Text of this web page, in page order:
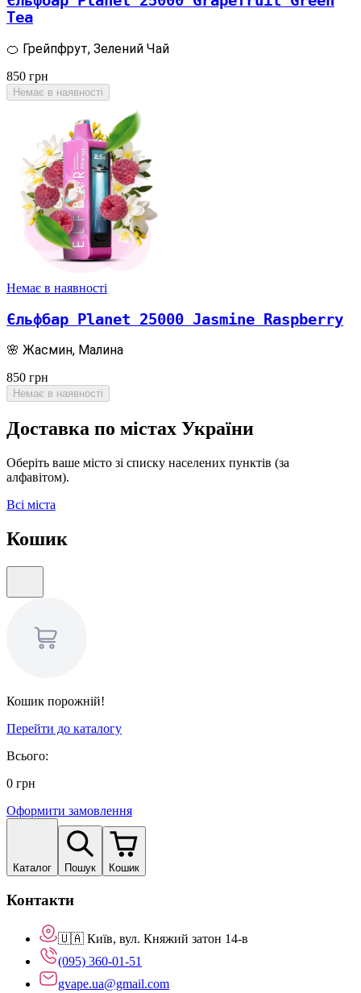
Tea
🍊 Грейпфрут, Зелений Чай
850 грн
Немає в наявності
Немає в наявності
Єльфбар Planet 25000 Jasmine Raspberry
🌸 Жасмин, Малина
850 грн
Немає в наявності
Доставка по містах України
Оберіть ваше місто зі списку населених пунктів (за
алфавітом).
Всі міста
Кошик
Кошик порожній!
Перейти до каталогу
Всього:
0 грн
Оформити замовлення
Каталог Пошук Кошик
Контакти
🇺🇦 Київ, вул. Княжий затон 14-в
(095) 360-01-51
gvape.ua@gmail.com